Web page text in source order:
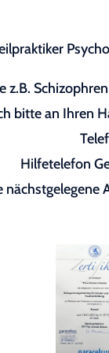
bitte an Ihren
Hilfetelefon
nächstgelegene